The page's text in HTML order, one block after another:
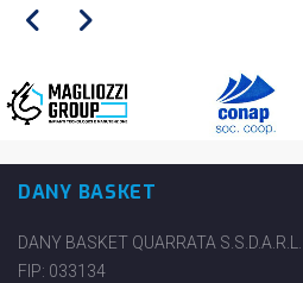
DANY BASKET
DANY BASKET QUARRATA S.S.D.A.R.L.
FIP: 033134